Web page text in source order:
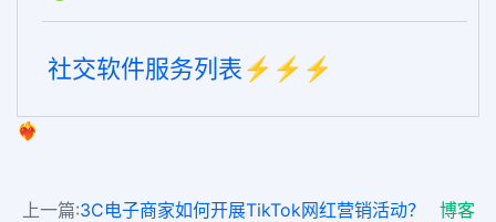
社交软件服务列表⚡️⚡️⚡️
❤️‍🔥
上一篇:3C电子商家如何开展TikTok网红营销活动？
博客